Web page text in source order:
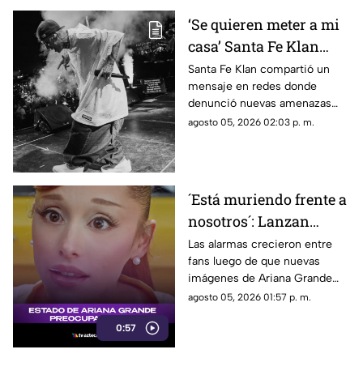
‘Se quieren meter a mi
casa’ Santa Fe Klan
denuncia AMENAZAS
tras balacera en su
tienda
Santa Fe Klan compartió un
mensaje en redes donde
denunció nuevas amenazas
después de la balacera en su
agosto 05, 2026 02:03 p. m.
0:57
´Está muriendo frente a
nosotros´: Lanzan
ALERTA por Ariana
Grande tras revelar
estado actual
Las alarmas crecieron entre
fans luego de que nuevas
imágenes de Ariana Grande
desataran preocupación por su
agosto 05, 2026 01:57 p. m.